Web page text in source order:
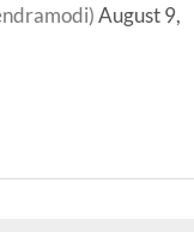
August 9,